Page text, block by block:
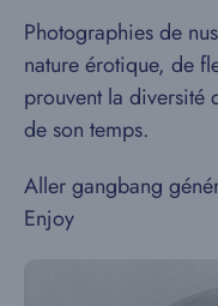
Photographies de
nature érotique, de
prouvent la diversité
de son temps.
Aller gangbang
Enjoy